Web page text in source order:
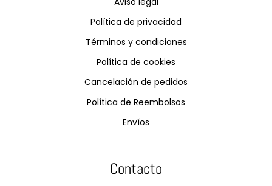
Política de privacidad
Términos y condiciones
Política de cookies
Cancelación de pedidos
Política de Reembolsos
Envíos
Contacto